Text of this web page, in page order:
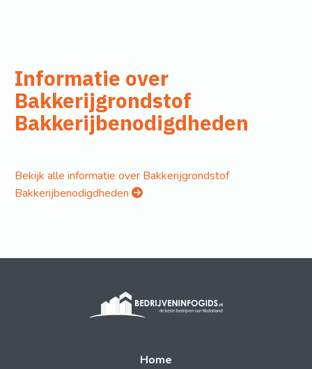
Informatie over
Bakkerijgrondstof
Bakkerijbenodigdheden
Bekijk alle informatie over Bakkerijgrondstof
Bakkerijbenodigdheden
Home